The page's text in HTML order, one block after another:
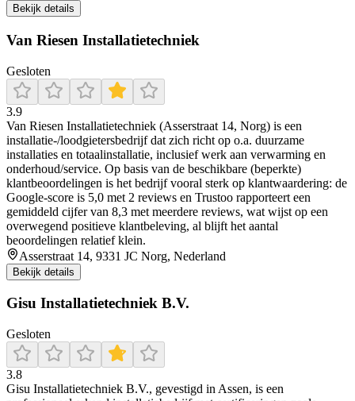
Bekijk details
Van Riesen Installatietechniek
Gesloten
3.9
Van Riesen Installatietechniek (Asserstraat 14, Norg) is een
installatie-/loodgietersbedrijf dat zich richt op o.a. duurzame
installaties en totaalinstallatie, inclusief werk aan verwarming en
onderhoud/service. Op basis van de beschikbare (beperkte)
klantbeoordelingen is het bedrijf vooral sterk op klantwaardering: de
Google-score is 5,0 met 2 reviews en Trustoo rapporteert een
gemiddeld cijfer van 8,3 met meerdere reviews, wat wijst op een
overwegend positieve klantbeleving, al blijft het aantal
beoordelingen relatief klein.
Asserstraat 14, 9331 JC Norg, Nederland
Bekijk details
Gisu Installatietechniek B.V.
Gesloten
3.8
Gisu Installatietechniek B.V., gevestigd in Assen, is een